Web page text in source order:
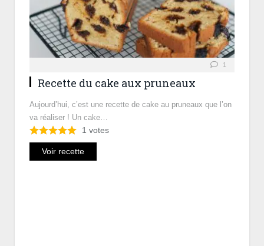
1
Recette du cake aux pruneaux
Aujourd’hui, c’est une recette de cake au pruneaux que l’on
va réaliser ! Un cake…
1 votes
Voir recette